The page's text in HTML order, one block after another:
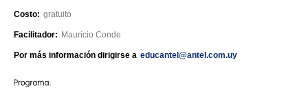
Costo: gratuito
Facilitador: Mauricio Conde
Por más información dirigirse a educantel@antel.com.uy